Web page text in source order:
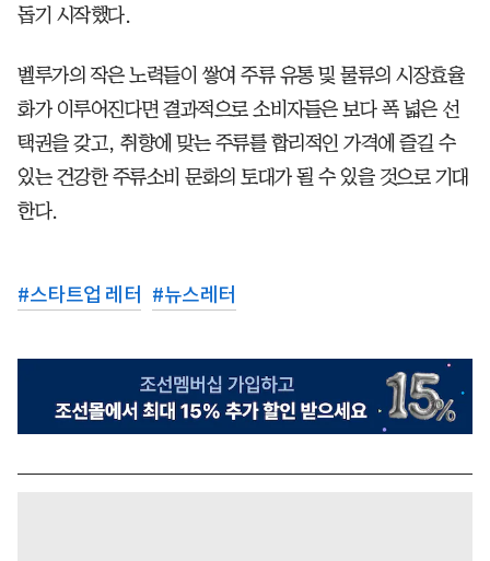
돕기 시작했다.
벨루가의 작은 노력들이 쌓여 주류 유통 및 물류의 시장효율
화가 이루어진다면 결과적으로 소비자들은 보다 폭 넓은 선
택권을 갖고, 취향에 맞는 주류를 합리적인 가격에 즐길 수
있는 건강한 주류소비 문화의 토대가 될 수 있을 것으로 기대
한다.
#스타트업 레터 #뉴스레터